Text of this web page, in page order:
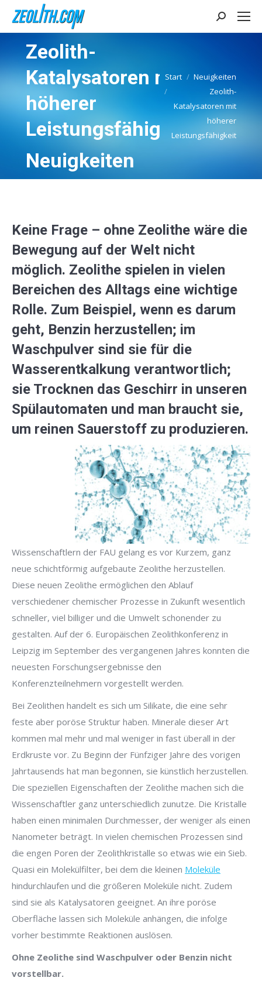
Search:
Zeolith-
Katalysatoren mit
höherer
Leistungsfähigkeit
Neuigkeiten
Sie befinden sich hier:
Start
Neuigkeiten
Zeolith-
Katalysatoren mit
höherer
Leistungsfähigkeit
Keine Frage – ohne Zeolithe wäre die
Bewegung auf der Welt nicht
möglich. Zeolithe spielen in vielen
Bereichen des Alltags eine wichtige
Rolle. Zum Beispiel, wenn es darum
geht, Benzin herzustellen; im
Waschpulver sind sie für die
Wasserentkalkung verantwortlich;
sie Trocknen das Geschirr in unseren
Spülautomaten und man braucht sie,
um reinen Sauerstoff zu produzieren.
Wissenschaftlern der FAU gelang es vor Kurzem, ganz
neue schichtförmig aufgebaute Zeolithe herzustellen.
Diese neuen Zeolithe ermöglichen den Ablauf
verschiedener chemischer Prozesse in Zukunft wesentlich
schneller, viel billiger und die Umwelt schonender zu
gestalten. Auf der 6. Europäischen Zeolithkonferenz in
Leipzig im September des vergangenen Jahres konnten die
neuesten Forschungsergebnisse den
Konferenzteilnehmern vorgestellt werden.
Bei Zeolithen handelt es sich um Silikate, die eine sehr
feste aber poröse Struktur haben. Minerale dieser Art
kommen mal mehr und mal weniger in fast überall in der
Erdkruste vor. Zu Beginn der Fünfziger Jahre des vorigen
Jahrtausends hat man begonnen, sie künstlich herzustellen.
Die speziellen Eigenschaften der Zeolithe machen sich die
Wissenschaftler ganz unterschiedlich zunutze. Die Kristalle
haben einen minimalen Durchmesser, der weniger als einen
Nanometer beträgt. In vielen chemischen Prozessen sind
die engen Poren der Zeolithkristalle so etwas wie ein Sieb.
Quasi ein Molekülfilter, bei dem die kleinen Moleküle
hindurchlaufen und die größeren Moleküle nicht. Zudem
sind sie als Katalysatoren geeignet. An ihre poröse
Oberfläche lassen sich Moleküle anhängen, die infolge
vorher bestimmte Reaktionen auslösen.
Ohne Zeolithe sind Waschpulver oder Benzin nicht
vorstellbar.